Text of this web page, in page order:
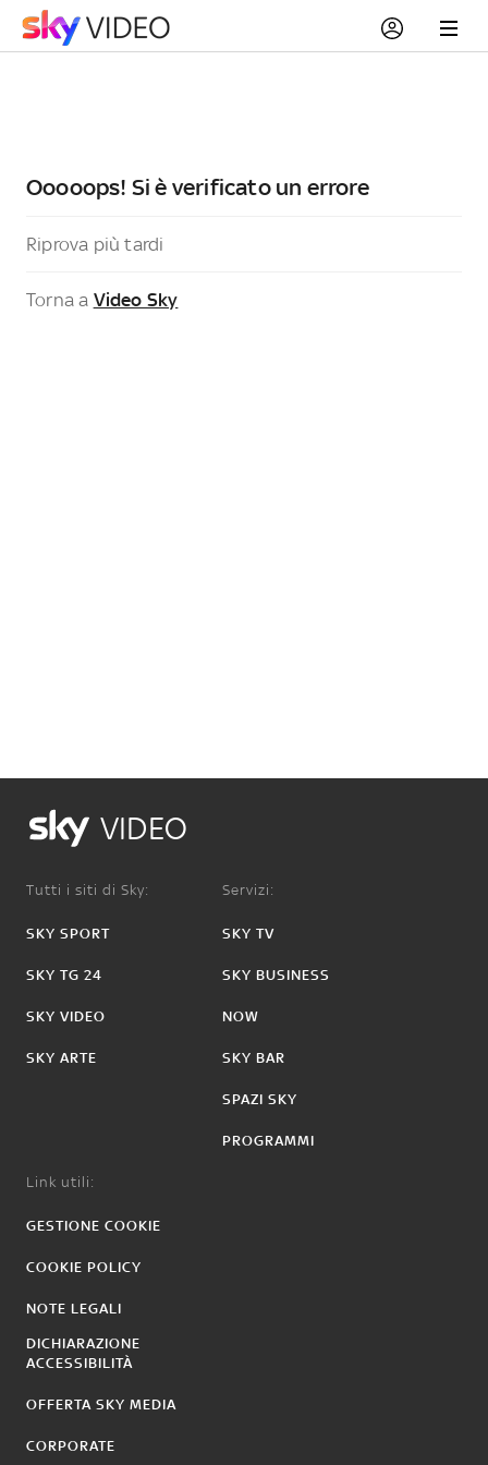
Ooooops! Si è verificato un errore
Riprova più tardi
Torna a Video Sky
VIDEO
Tutti i siti di Sky:
SKY SPORT
SKY TG 24
SKY VIDEO
SKY ARTE
Servizi:
SKY TV
SKY BUSINESS
NOW
SKY BAR
SPAZI SKY
PROGRAMMI
Link utili:
GESTIONE COOKIE
COOKIE POLICY
NOTE LEGALI
DICHIARAZIONE
ACCESSIBILITÀ
OFFERTA SKY MEDIA
CORPORATE